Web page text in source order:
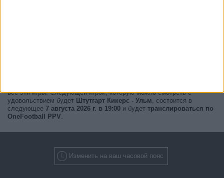
все эти игры. Следующей игрой, которую можно смотреть с
удовольствием будет Штутгарт Кикерс - Ульм, состоится в
следующее 7 августа 2026 г. в 19:00 и будет транслироваться по
OneFootball PPV.
Изменить на ваш часовой пояс